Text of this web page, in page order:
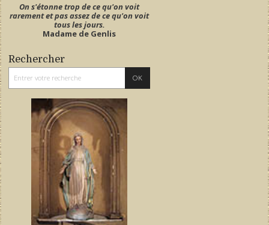
On s'étonne trop de ce qu'on voit
rarement et pas assez de ce qu'on voit
tous les jours.
Madame de Genlis
Rechercher